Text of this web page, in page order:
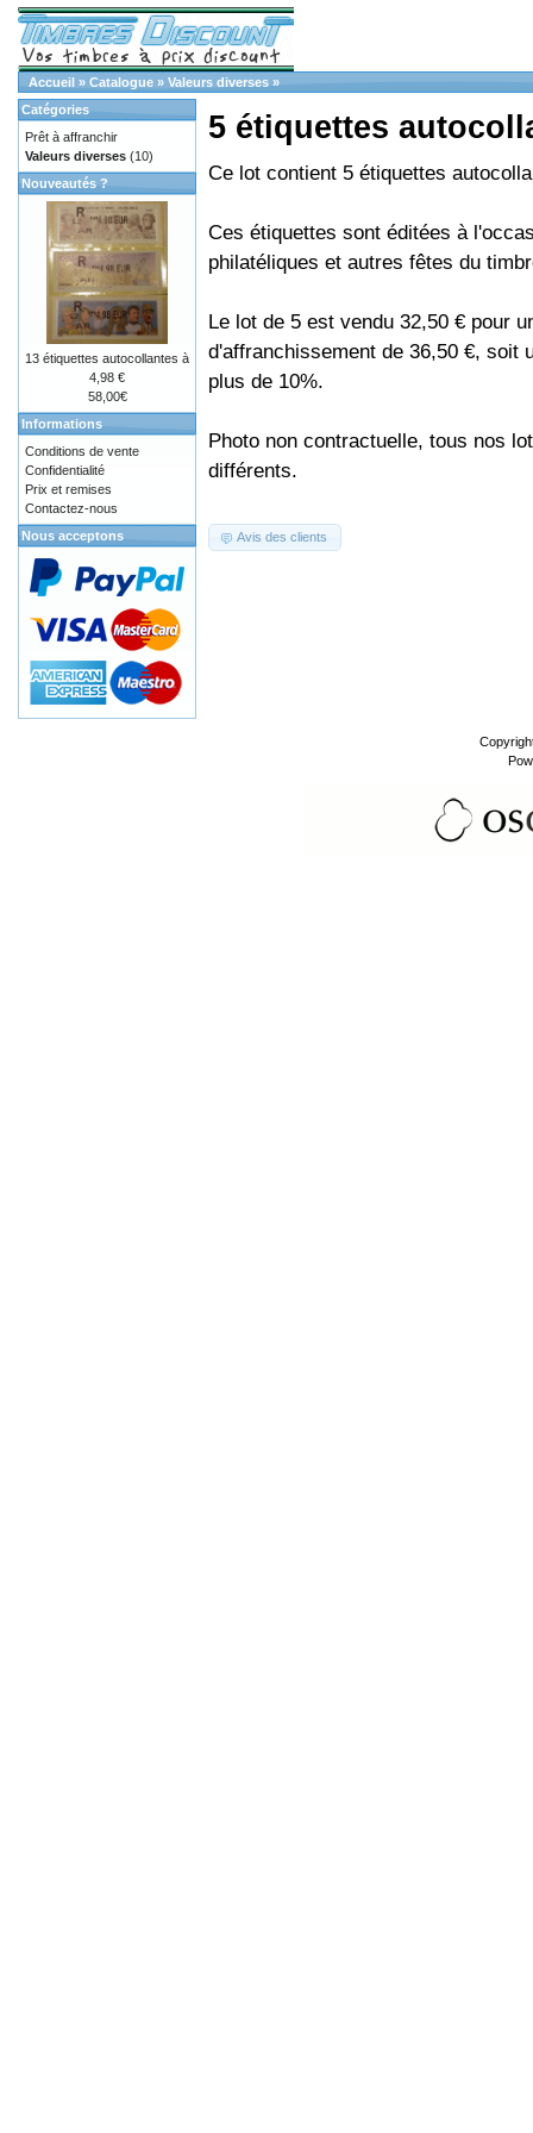
Accueil » Catalogue » Valeurs diverses »
5 étiquettes
Ce lot contient 5 étiquettes
Ces étiquettes sont éditées à
philatéliques et autres fêtes du
Le lot de 5 est vendu 32,50 € pour
d'affranchissement de 36,50 €, soit
plus de 10%.
Photo non contractuelle, tous nos
différents.
Avis des clients
Catégories
Prêt à affranchir
Valeurs diverses (10)
Nouveautés ?
13 étiquettes autocollantes à
4,98 €
58,00€
Informations
Conditions de vente
Confidentialité
Prix et remises
Contactez-nous
Nous acceptons